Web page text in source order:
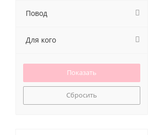
Повод
Для кого
Сбросить